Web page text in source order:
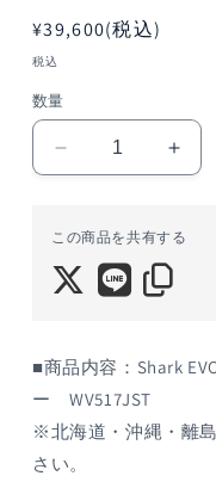
通
常
格
¥39,600(税込)
税込
数量
Shark(シ
ク)
EVOPOWER
DX
電
式
ハ
ン
デ
ク)
ン
この商品を共有する
■商品内容：Shark
ー WV517JST
※北海道・沖縄・離
さい。